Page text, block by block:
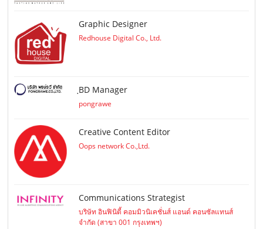
Graphic Designer
Redhouse Digital Co., Ltd.
ฺBD Manager
pongrawe
Creative Content Editor
Oops network Co.,Ltd.
Communications Strategist
บริษัท อินฟินิตี้ คอมมิวนิเคชั่นส์ แอนด์ คอนซัลแทนส์
จำกัด (สาขา 001 กรุงเทพฯ)